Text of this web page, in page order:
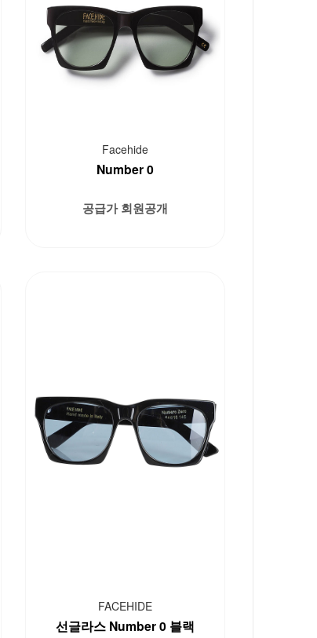
Facehide
Number 0
공급가 회원공개
FACEHIDE
선글라스 Number 0 블랙